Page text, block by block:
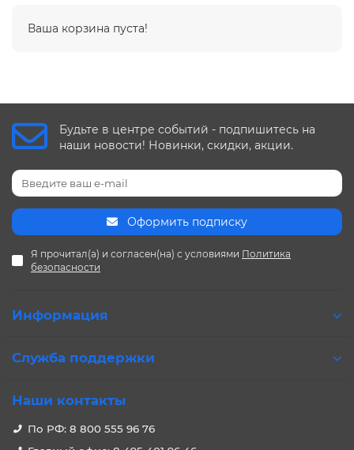
Ваша корзина пуста!
Будьте в центре событий - подпишитесь на
наши новости! Новинки, скидки, акции.
Оформить подписку
Я прочитал(а) и согласен(на) с условиями Политика
безопасности
Информация
Служба поддержки
Наши контакты
По РФ: 8 800 555 96 76